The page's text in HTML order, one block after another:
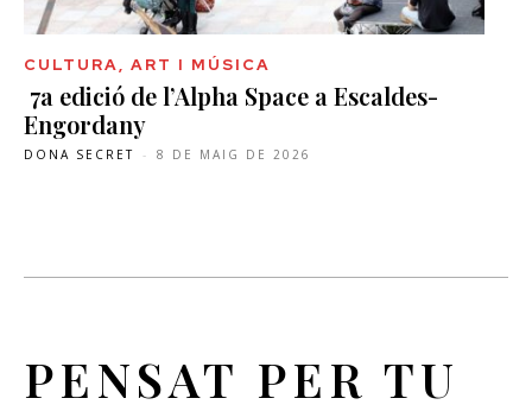
CULTURA, ART I MÚSICA
7a edició de l’Alpha Space a Escaldes-
Engordany
DONA SECRET - 8 DE MAIG DE 2026
PENSAT PER TU